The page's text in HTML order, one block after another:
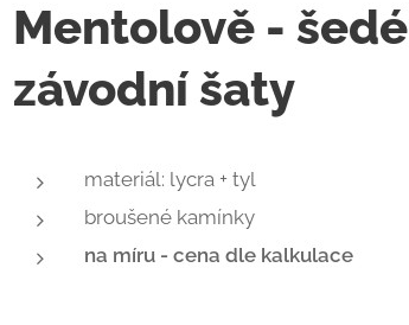
Mentolově - šedé
závodní šaty
materiál: lycra + tyl
broušené kamínky
na míru - cena dle kalkulace